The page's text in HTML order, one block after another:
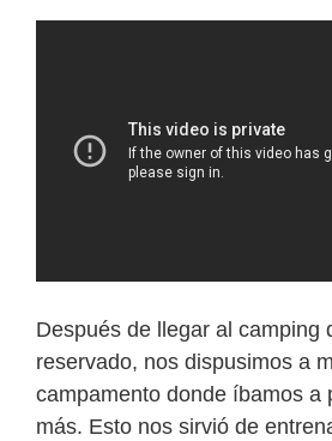
Después de llegar al camping
reservado, nos dispusimos a
campamento donde íbamos a
más. Esto nos sirvió de